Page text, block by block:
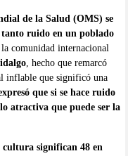
de la Salud (OMS) se
ruido en un poblado
comunidad internacional
, hecho que remarcó
inflable que significó una
que si se hace ruido
atractiva que puede ser la
cultura significan 48 en